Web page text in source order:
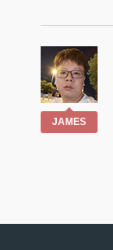
JAMES